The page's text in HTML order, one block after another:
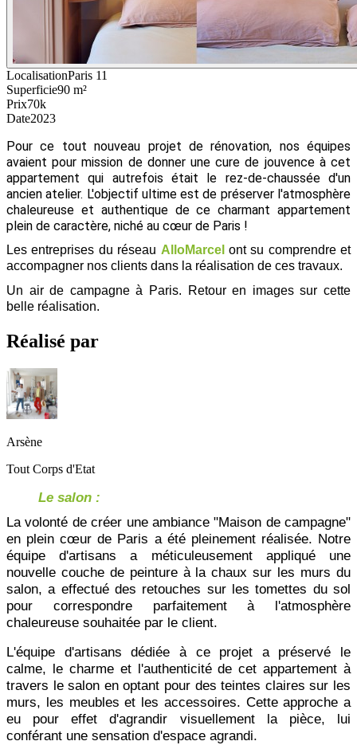
LocalisationParis 11
Superficie90 m²
Prix70k
Date2023
Pour ce tout nouveau projet de rénovation, nos équipes
avaient pour mission de donner une cure de jouvence à cet
appartement qui autrefois était le rez-de-chaussée d'un
ancien atelier. L'objectif ultime est de préserver l'atmosphère
chaleureuse et authentique de ce charmant appartement
plein de caractère, niché au cœur de Paris !
Les entreprises du réseau AlloMarcel ont su comprendre et
accompagner nos clients dans la réalisation de ces travaux.
Un air de campagne à Paris. Retour en images sur cette
belle réalisation.
Réalisé par
Arsène
Tout Corps d'Etat
Le salon :
La volonté de créer une ambiance "Maison de campagne"
en plein cœur de Paris a été pleinement réalisée. Notre
équipe d'artisans a méticuleusement appliqué une
nouvelle couche de peinture à la chaux sur les murs du
salon, a effectué des retouches sur les tomettes du sol
pour correspondre parfaitement à l'atmosphère
chaleureuse souhaitée par le client.
L'équipe d'artisans dédiée à ce projet a préservé le
calme, le charme et l'authenticité de cet appartement à
travers le salon en optant pour des teintes claires sur les
murs, les meubles et les accessoires. Cette approche a
eu pour effet d'agrandir visuellement la pièce, lui
conférant une sensation d'espace agrandi.